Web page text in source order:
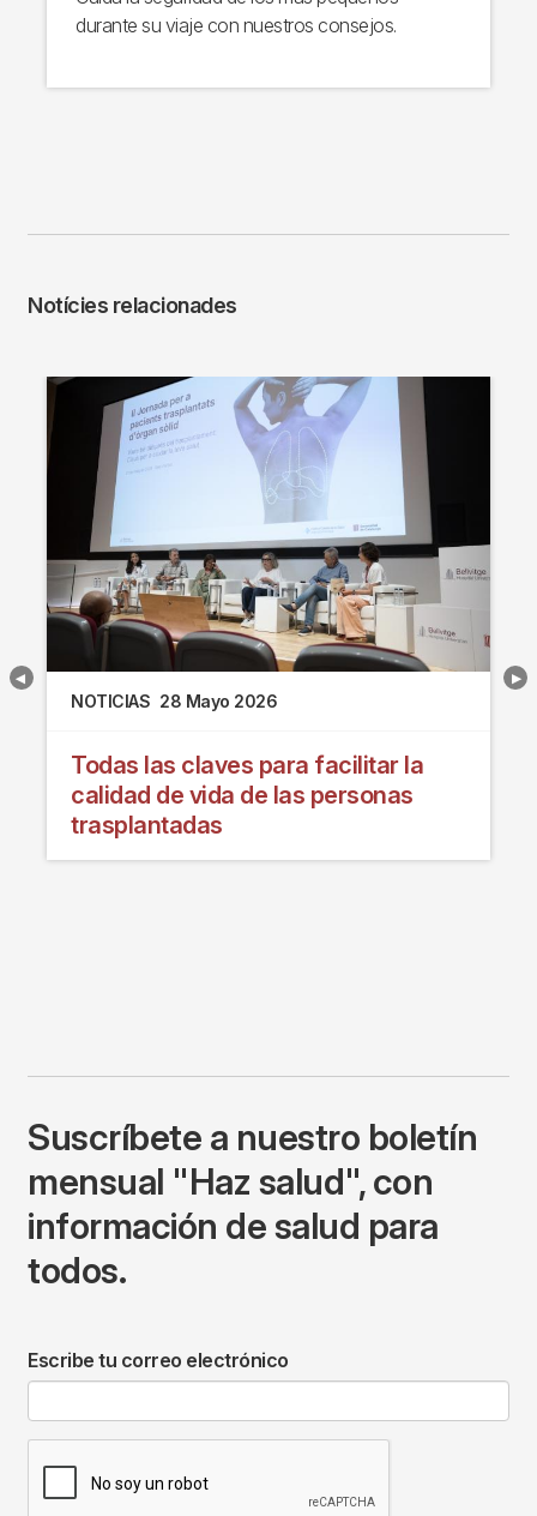
durante su viaje con nuestros consejos.
Notícies relacionades
NOTICIAS 28 Mayo 2026
Todas las claves para facilitar la
calidad de vida de las personas
trasplantadas
Suscríbete a nuestro boletín
mensual "Haz salud", con
información de salud para
todos.
Escribe tu correo electrónico